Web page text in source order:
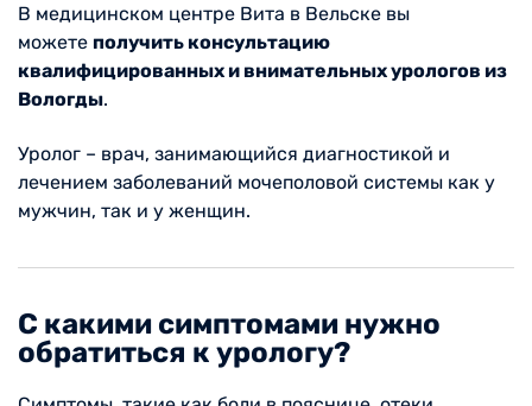
В медицинском центре Вита в Вельске вы
можете получить консультацию
квалифицированных и внимательных урологов из
Вологды.
Уролог – врач, занимающийся диагностикой и
лечением заболеваний мочеполовой системы как у
мужчин, так и у женщин.
С какими симптомами нужно
обратиться к урологу?